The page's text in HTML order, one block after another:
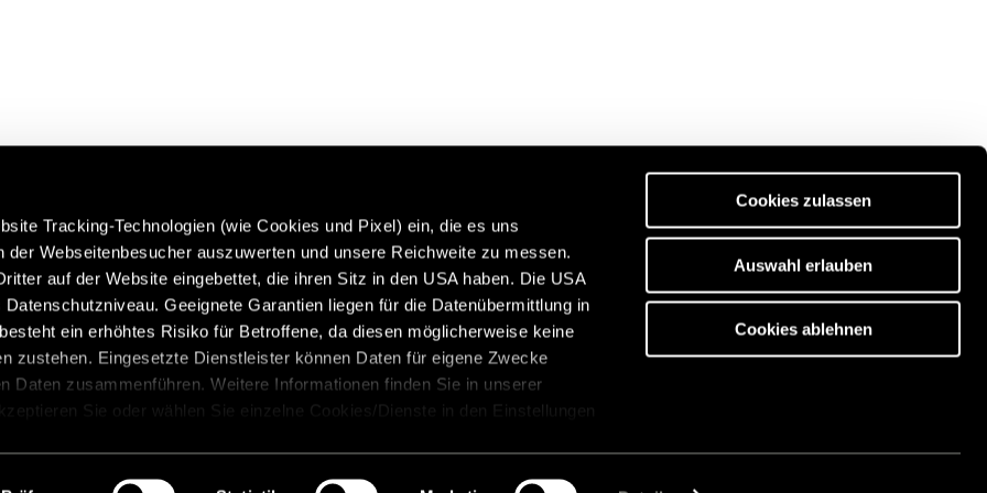
Tracking-Technologien (wie Cookies und Pixel) ein, die es uns
der Webseitenbesucher auszuwerten und unsere Reichweite zu messen.
auf der Website eingebettet, die ihren Sitz in den USA haben. Die USA
Geeignete Garantien liegen für die Datenübermittlung in
ein erhöhtes Risiko für Betroffene, da diesen möglicherweise keine
zustehen. Eingesetzte Dienstleister können Daten für eigene Zwecke
Daten zusammenführen. Weitere Informationen finden Sie in unserer
Sie oder wählen Sie einzelne Cookies/Dienste in den Einstellungen
Cookies zulassen
Auswahl erlauben
Cookies ablehnen
more about Hymer Original
Accessories:
models/hymer-original-
accessories
Caravans in premium quality:
https://www.eriba.com/de/en
Discover our travel portal:
https://www.freeontour.com/en